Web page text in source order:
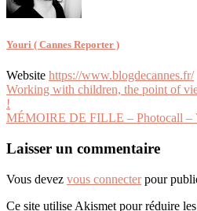
Youri ( Cannes Reporter )
Website https://www.blogdecannes.fr/
Navigation
de
Working with children, the point of
!
MÉMOIRE DE FILLE – Photocall –
Laisser un commentaire
Vous devez vous connecterpour
Ce site utilise Akismet pour réduire